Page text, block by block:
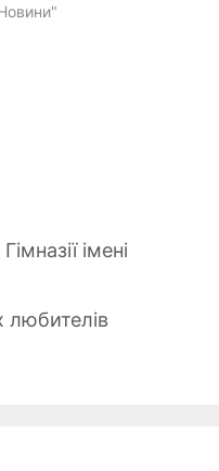
імені
любителів